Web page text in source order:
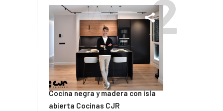
Cocina negra y madera con isla
abierta Cocinas CJR